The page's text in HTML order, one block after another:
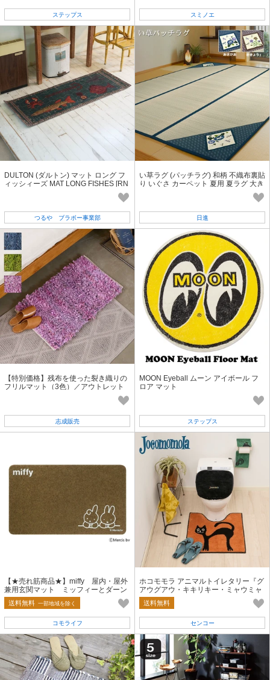
ステップス スミノエ
DULTON (ダルトン) マット ロング フ
ィッシィーズ MAT LONG FISHES [RN
つるや ブラボー事業部
い草ラグ (パッチラグ) 和柄 不織布裏貼
り いぐさ カーペット 夏用 夏ラグ 大き
日進
【特別価格】残布を使った裂き織りの
フリルマット（3色）／アウトレット
志成販売
MOON Eyeball ムーン アイボール フ
ロア マット
ステップス
【★売れ筋商品★】miffy 屋内・屋外
兼用玄関マット ミッフィーとダーン
送料無料 一部地域を除く
コモライフ
ホコモモラ アニマルトイレタリー『グ
アウグアウ・キキリキー・ミャウミャ
ウ・ピオピオ』
送料無料
センコー